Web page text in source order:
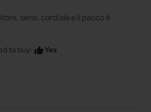
serio, cordiale e il pacco è
to buy: thumb_upYes